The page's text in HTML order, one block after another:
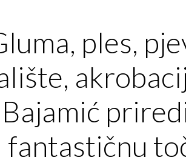
ples,
Bajamić
fantastičnu